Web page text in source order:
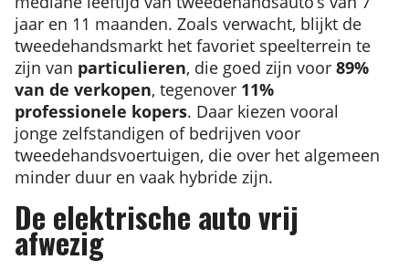
jaar en 11 maanden. Zoals verwacht, blijkt de
tweedehandsmarkt het favoriet speelterrein te
zijn van particulieren, die goed zijn voor 89%
van de verkopen, tegenover 11%
professionele kopers. Daar kiezen vooral
jonge zelfstandigen of bedrijven voor
tweedehandsvoertuigen, die over het algemeen
minder duur en vaak hybride zijn.
De elektrische auto vrij
afwezig